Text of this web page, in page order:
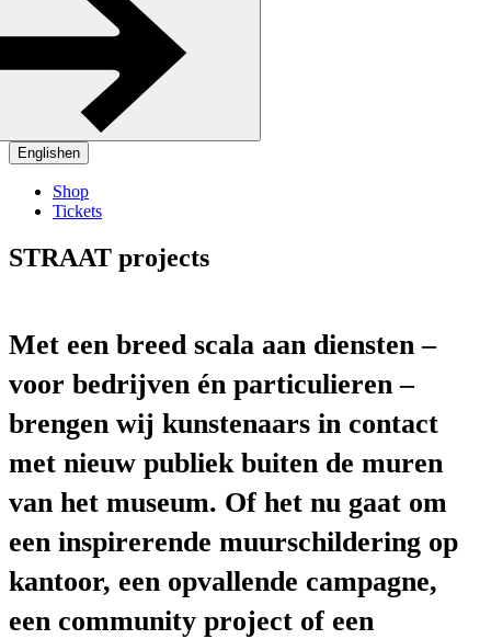
Englishen
Shop
Tickets
STRAAT projects
Met een breed scala aan diensten –
voor bedrijven én particulieren –
brengen wij kunstenaars in contact
met nieuw publiek buiten de muren
van het museum. Of het nu gaat om
een inspirerende muurschildering op
kantoor, een opvallende campagne,
een community project of een